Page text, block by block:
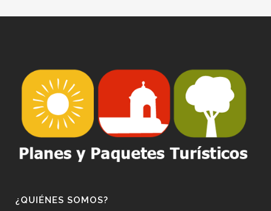
¿QUIÉNES SOMOS?